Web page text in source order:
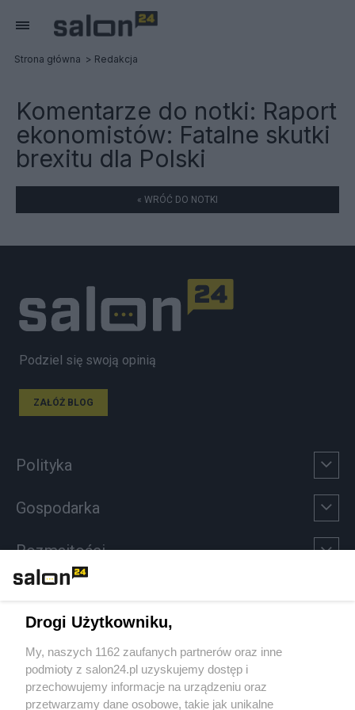
Strona główna Redakcja
Komentarze do notki: Raport
ekonomistów: Fatalne skutki
brexitu dla Polski
« WRÓĆ DO NOTKI
Podziel się swoją opinią
ZAŁÓŻ BLOG
Polityka
Gospodarka
Rozmaitości
Sport
Społeczeństwo
Drogi Użytkowniku,
My, naszych 1162 zaufanych partnerów oraz inne
podmioty z salon24.pl uzyskujemy dostęp i
przechowujemy informacje na urządzeniu oraz
przetwarzamy dane osobowe, takie jak unikalne